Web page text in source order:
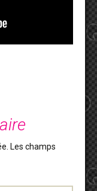
Les champs